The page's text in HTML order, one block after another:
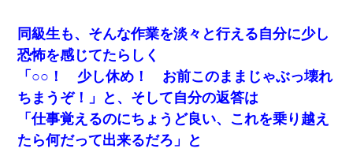
同級生も、そんな作業を淡々と行える自分に少し
恐怖を感じてたらしく
「○○！ 少し休め！ お前このままじゃぶっ壊れ
ちまうぞ！」と、そして自分の返答は
「仕事覚えるのにちょうど良い、これを乗り越え
たら何だって出来るだろ」と